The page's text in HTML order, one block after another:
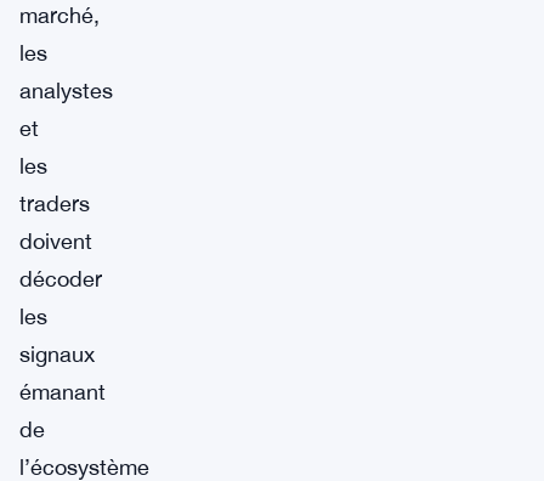
marché,
les
analystes
et
les
traders
doivent
décoder
les
signaux
émanant
de
l’écosystème